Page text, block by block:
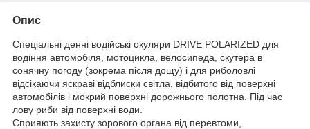
Опис
Спеціальні денні водійські окуляри DRIVE POLARIZED для
водіння автомобіля, мотоцикла, велосипеда, скутера в
сонячну погоду (зокрема після дощу) і для риболовлі
відсікаючи яскраві відблиски світла, відбитого від поверхні
автомобілів і мокрий поверхні дорожнього полотна. Під час
лову риби від поверхні води.
Сприяють захисту зорового органа від перевтоми,